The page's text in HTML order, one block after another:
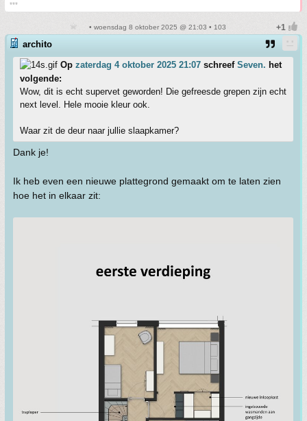
***
• woensdag 8 oktober 2025 @ 21:03 • 103
archito
Op zaterdag 4 oktober 2025 21:07 schreef Seven. het
volgende:
Wow, dit is echt supervet geworden! Die gefreesde grepen zijn echt
next level. Hele mooie kleur ook.
Waar zit de deur naar jullie slaapkamer?
Dank je!
Ik heb even een nieuwe plattegrond gemaakt om te laten zien
hoe het in elkaar zit: